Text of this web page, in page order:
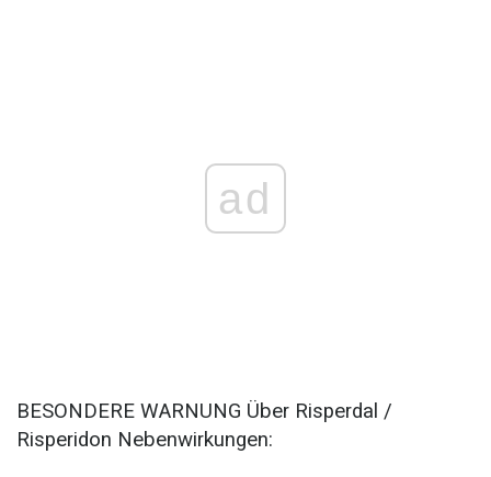
ad
BESONDERE WARNUNG Über Risperdal /
Risperidon Nebenwirkungen: